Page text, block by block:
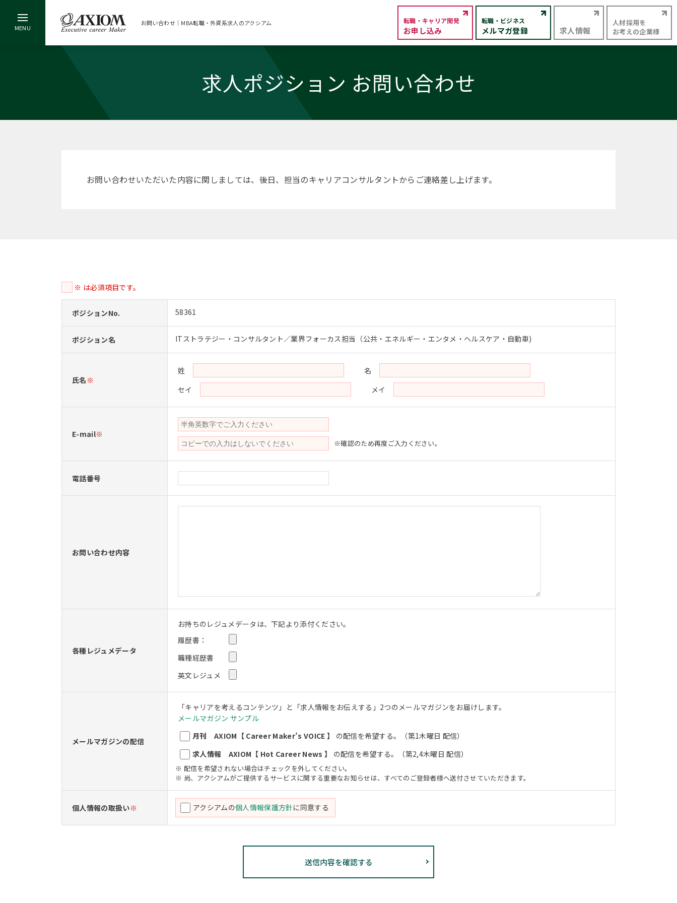
お問い合わせ｜MBA転職・外資系求人のアクシアム 転職・キャリア開発
お申し込み
転職・ビジネス
メルマガ登録 求人情報
人材採用を
お考えの企業様
求人ポジション お問い合わせ
お問い合わせいただいた内容に関しましては、後日、担当のキャリアコンサルタントからご連絡差し上げます。
※ は必須項目です。
ポジションNo. 58361
ポジション名 ITストラテジー・コンサルタント／業界フォーカス担当（公共・エネルギー・エンタメ・ヘルスケア・自動車)
氏名 ※
姓
名
セイ
メイ
E-mail※
※確認のため再度ご入力ください。
電話番号
お問い合わせ内容
各種レジュメデータ
お持ちのレジュメデータは、下記より添付ください。
履歴書：
職種経歴書
英文レジュメ
メールマガジンの配信
「キャリアを考えるコンテンツ」と「求人情報をお伝えする」2つのメールマガジンをお届けします。
メールマガジン サンプル
月刊 AXIOM【 Career Maker’s VOICE 】
の配信を希望する。（第1木曜日 配信）
求人情報 AXIOM【 Hot Career News 】
の配信を希望する。（第2,4木曜日 配信）
※ 配信を希望されない場合はチェックを外してください。
※ 尚、アクシアムがご提供するサービスに関する重要なお知らせは、すべてのご登録者様へ送付させていただきます。
個人情報の取扱い※ アクシアムの個人情報保護方針に同意する